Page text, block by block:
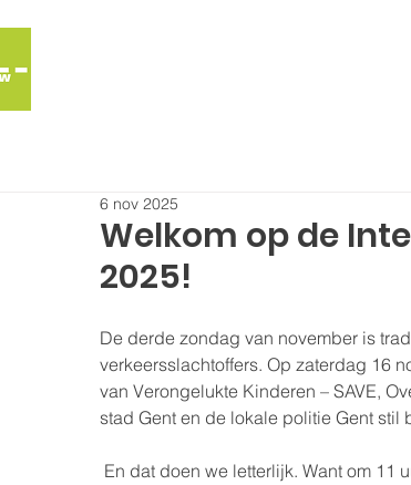
Welkom op de
2025!
6 nov 2025
De derde zondag van november is
verkeersslachtoffers. Op zaterdag 16
van Verongelukte Kinderen – SAVE,
stad Gent en de lokale politie Gent stil